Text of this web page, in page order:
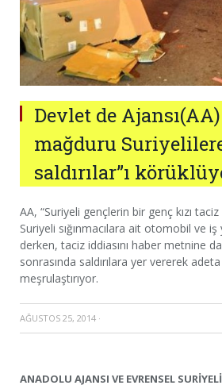
Devlet de
mağduru Suriyelilere
saldırılar”ı
AA, “Suriyeli gençlerin bir genç kızı
Suriyeli sığınmacılara ait otomobil ve
derken, taciz iddiasını haber metnine
sonrasında saldırılara yer vererek adeta
meşrulaştırıyor.
AĞUSTOS 25, 2014 ·
ANADOLU AJANSI VE EVRENSEL